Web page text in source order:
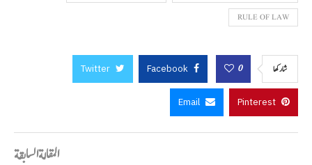
RULE OF LAW
شاركها 0
Facebook
Twitter
Pinterest
Email
المقالة السابقة